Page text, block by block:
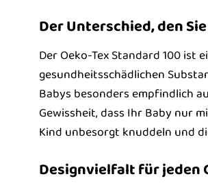
Der Unterschied, den
Der Oeko-Tex Standard 100
gesundheitsschädlichen
Babys besonders empfindlich
Gewissheit, dass Ihr Baby nur
Kind unbesorgt knuddeln und
Designvielfalt für jeden